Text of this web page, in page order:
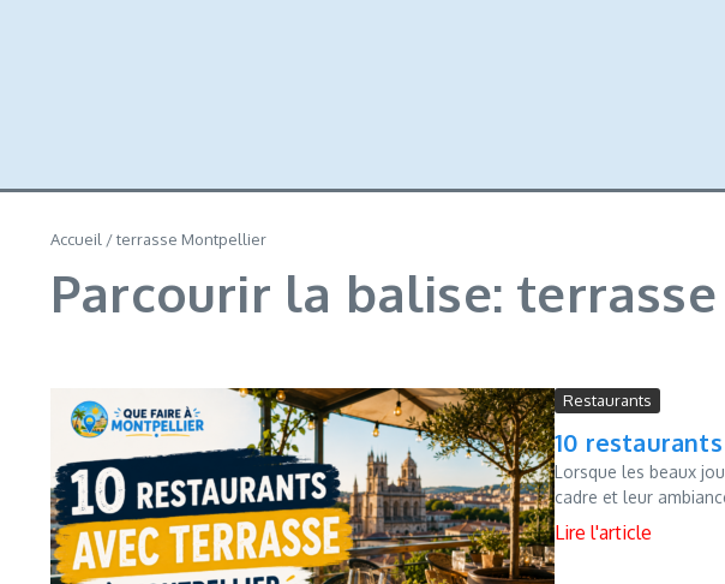
Accueil /terrasse Montpellier
Parcourir la balise:
Restaurants
10
Lorsque les beaux
cadre et leur